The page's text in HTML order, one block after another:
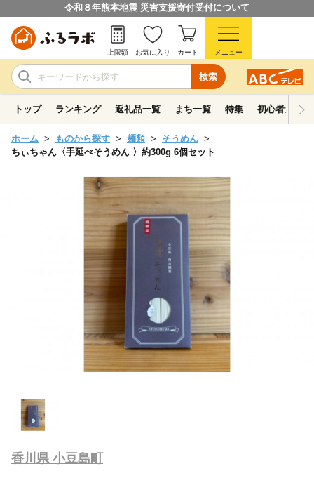
令和８年熊本地震 災害支援寄付受付について
検索
上限額 お気に入り カート メニュー
トップ ランキング 返礼品一覧 まち一覧 特集 初心者ガイド
ホーム ものから探す 麺類
そうめん
ちぃちゃん〈手延べそうめん 〉約300g 6個セット
香川県 小豆島町